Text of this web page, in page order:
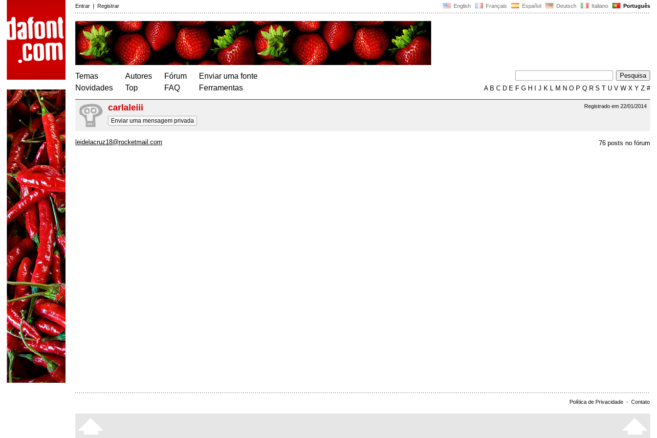
English Français Español Deutsch Italiano Português
Entrar | Registrar
Temas
Novidades
Autores
Top
Fórum
FAQ
Enviar uma fonte
Ferramentas
AB C D E F G H J K L M N O P Q R S T U V W X Y Z #
Registrado em 22/01/2014
carlaleiii
Enviar uma mensagem privada
76 posts no fórum
leidelacruz18@rocketmail.com
Política de Privacidade - Contato